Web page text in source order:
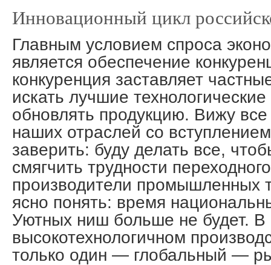
Инновационный цикл
Главным условием спроса
является обеспечение
конкуренция заставляет
искать лучшие
обновлять продукцию. Вижу
наших отраслей со
заверить: буду делать все,
смягчить трудности
производители промышленных
ясно понять: время
Уютных ниш больше не будет. В
высокотехнологичном
только один — глобальный —